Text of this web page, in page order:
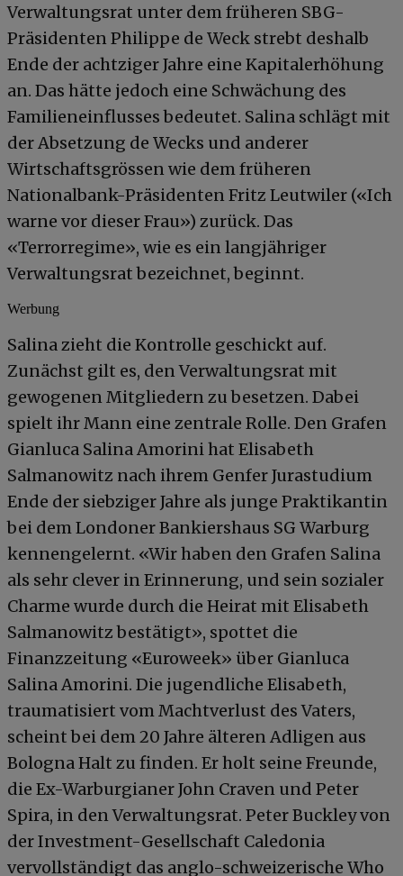
Verwaltungsrat unter dem früheren SBG-
Präsidenten Philippe de Weck strebt deshalb
Ende der achtziger Jahre eine Kapitalerhöhung
an. Das hätte jedoch eine Schwächung des
Familieneinflusses bedeutet. Salina schlägt mit
der Absetzung de Wecks und anderer
Wirtschaftsgrössen wie dem früheren
Nationalbank-Präsidenten Fritz Leutwiler («Ich
warne vor dieser Frau») zurück. Das
«Terrorregime», wie es ein langjähriger
Verwaltungsrat bezeichnet, beginnt.
Werbung
Salina zieht die Kontrolle geschickt auf.
Zunächst gilt es, den Verwaltungsrat mit
gewogenen Mitgliedern zu besetzen. Dabei
spielt ihr Mann eine zentrale Rolle. Den Grafen
Gianluca Salina Amorini hat Elisabeth
Salmanowitz nach ihrem Genfer Jurastudium
Ende der siebziger Jahre als junge Praktikantin
bei dem Londoner Bankiershaus SG Warburg
kennengelernt. «Wir haben den Grafen Salina
als sehr clever in Erinnerung, und sein sozialer
Charme wurde durch die Heirat mit Elisabeth
Salmanowitz bestätigt», spottet die
Finanzzeitung «Euroweek» über Gianluca
Salina Amorini. Die jugendliche Elisabeth,
traumatisiert vom Machtverlust des Vaters,
scheint bei dem 20 Jahre älteren Adligen aus
Bologna Halt zu finden. Er holt seine Freunde,
die Ex-Warburgianer John Craven und Peter
Spira, in den Verwaltungsrat. Peter Buckley von
der Investment-Gesellschaft Caledonia
vervollständigt das anglo-schweizerische Who